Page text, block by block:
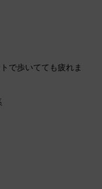
で歩いてても疲れま